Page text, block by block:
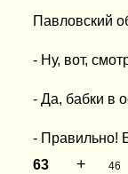
Павловский
- Ну, вот,
- Да, бабки в
- Правильно!
63
+ 46